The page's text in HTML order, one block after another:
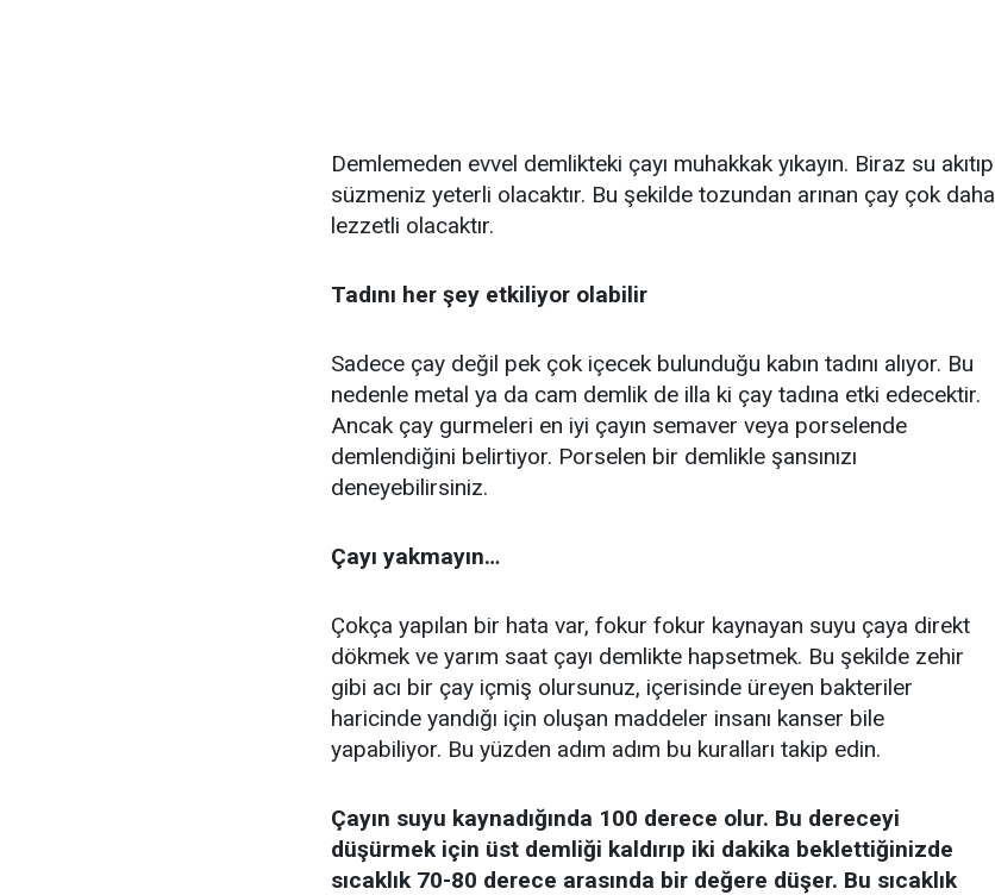
Demlemeden evvel demlikteki çayı muhakkak yıkayın. Biraz su akıtıp
süzmeniz yeterli olacaktır. Bu şekilde tozundan arınan çay çok daha
lezzetli olacaktır.
Tadını her şey etkiliyor olabilir
Sadece çay değil pek çok içecek bulunduğu kabın tadını alıyor. Bu
nedenle metal ya da cam demlik de illa ki çay tadına etki edecektir.
Ancak çay gurmeleri en iyi çayın semaver veya porselende
demlendiğini belirtiyor. Porselen bir demlikle şansınızı
deneyebilirsiniz.
Çayı yakmayın…
Çokça yapılan bir hata var, fokur fokur kaynayan suyu çaya direkt
dökmek ve yarım saat çayı demlikte hapsetmek. Bu şekilde zehir
gibi acı bir çay içmiş olursunuz, içerisinde üreyen bakteriler
haricinde yandığı için oluşan maddeler insanı kanser bile
yapabiliyor. Bu yüzden adım adım bu kuralları takip edin.
Çayın suyu kaynadığında 100 derece olur. Bu dereceyi
düşürmek için üst demliği kaldırıp iki dakika beklettiğinizde
sıcaklık 70-80 derece arasında bir değere düşer. Bu sıcaklık